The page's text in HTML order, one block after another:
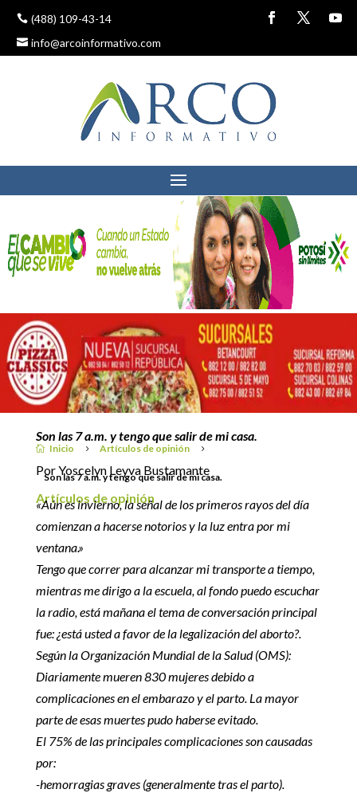
(488) 109-43-14
info@arcoinformativo.com
 Inicio 5 Artículos de opinión 5
Son las 7 a.m. y tengo que salir de mi casa.
SON LAS 7 A.M. Y TENGO
QUE SALIR DE MI CASA.
Artículos de opinión
8 marzo, 2019
Son las 7 a.m. y tengo que salir de mi casa.
Por Yoscelyn Leyva Bustamante
«Aún es invierno, la señal de los primeros rayos del día
comienzan a hacerse notorios y la luz entra por mi
ventana.»
Tengo que correr para alcanzar mi transporte a tiempo,
mientras me dirigo a la escuela, al fondo puedo escuchar
la radio, está mañana el tema de conversación principal
fue: ¿está usted a favor de la legalización del aborto?.
Según la Organización Mundial de la Salud (OMS):
Diariamente mueren 830 mujeres debido a
complicaciones en el embarazo y el parto. La mayor
parte de esas muertes pudo haberse evitado.
El 75% de las principales complicaciones son causadas
por:
-hemorragias graves (generalmente tras el parto).